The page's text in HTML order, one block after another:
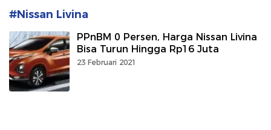
#Nissan Livina
PPnBM 0 Persen, Harga Nissan Livina
Bisa Turun Hingga Rp16 Juta
23 Februari 2021